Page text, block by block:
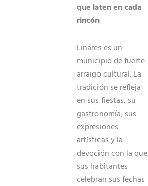
que laten en cada
rincón
Linares es un
municipio de fuerte
arraigo cultural. La
tradición se refleja
en sus fiestas, su
gastronomía, sus
expresiones
artísticas y la
devoción con la que
sus habitantes
celebran sus fechas